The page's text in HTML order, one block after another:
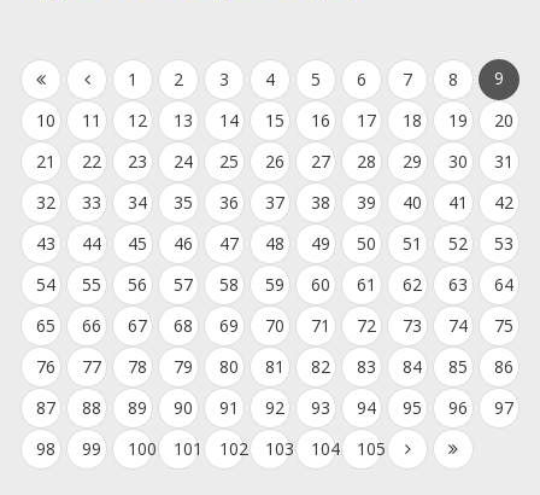
1 2 3 4 5 6 7 8
9
10
11 12 13 14 15 16 17 18 19
20
21
22 23 24 25 26 27 28 29 30
31
32
33 34 35 36 37 38 39 40 41
42
43
44 45 46 47 48 49 50 51 52
53
54
55 56 57 58 59 60 61 62 63
64
65
66 67 68 69 70 71 72 73 74
75
76
77 78 79 80 81 82 83 84 85
86
87
88 89 90 91 92 93 94 95 96
97
98
99 100 101 102 103 104 105